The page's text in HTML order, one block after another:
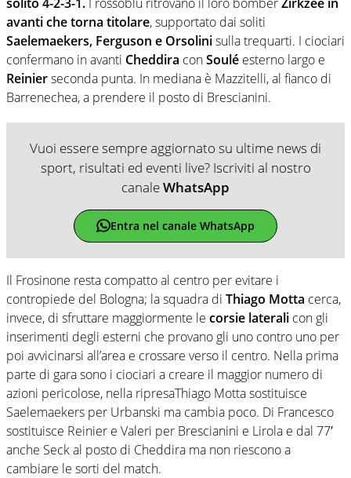
avanti che torna titolare, supportato dai soliti
Saelemaekers, Ferguson e Orsolinisulla trequarti. I ciociari
confermano in avanti Cheddira conSoulé esterno largo e
Reinierseconda punta. In mediana è Mazzitelli, al fianco di
Barrenechea, a prendere il posto di Brescianini.
Vuoi essere sempre aggiornato su ultime news di
sport, risultati ed eventi live? Iscriviti al nostro
canaleWhatsApp
Entra nel canale WhatsApp
Il Frosinone resta compatto al centro per evitare i
contropiede del Bologna; la squadra di Thiago Motta cerca,
invece, di sfruttare maggiormente le corsie laterali con gli
inserimenti degli esterni che provano gli uno contro uno per
poi avvicinarsi all’area e crossare verso il centro. Nella prima
parte di gara sono i ciociari a creare il maggior numero di
azioni pericolose, nella ripresaThiago Motta sostituisce
Saelemaekers per Urbanski ma cambia poco. Di Francesco
sostituisce Reinier e Valeri per Brescianini e Lirola e dal 77′
anche Seck al posto di Cheddira ma non riescono a
cambiare le sorti del match.